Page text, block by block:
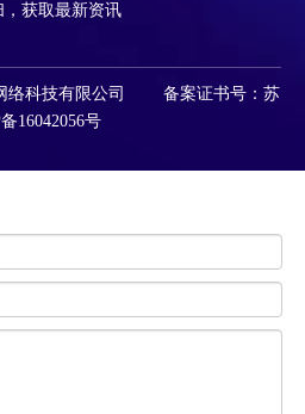
，获取最新资讯
络科技有限公司 备案证书号：苏
16042056号